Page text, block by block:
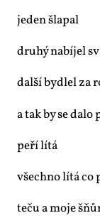
je­den šla­pal
dru­hý na­bí­jel
dal­ší byd­lel za
a tak by se
pe­ří lí­tá
všech­no lí­tá co
te­ču a mo­je